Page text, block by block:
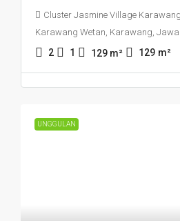
Cluster Jasmine Village
Karawang Wetan, Karawang,
2 1 129 m² 129 m²
UNGGULAN